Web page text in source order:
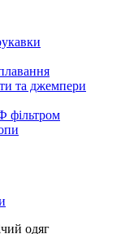
та джемпери
фільтром
одяг